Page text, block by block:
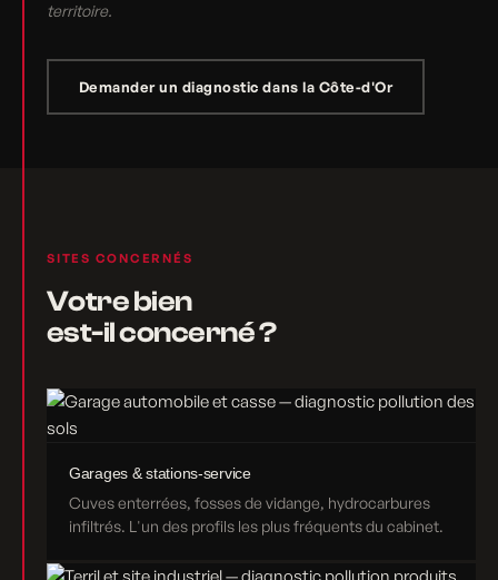
territoire.
Demander un diagnostic dans la Côte-d'Or
SITES CONCERNÉS
Votre bien
est-il concerné ?
Garages & stations-service
Cuves enterrées, fosses de vidange, hydrocarbures
infiltrés. L'un des profils les plus fréquents du cabinet.